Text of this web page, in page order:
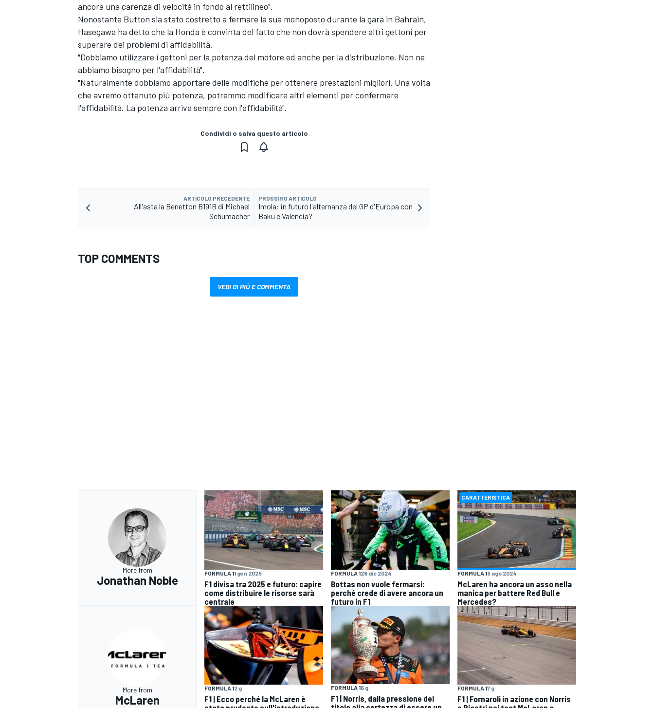
ENDURANCE/GT
ancora una carenza di velocità in fondo al rettilineo".
Nonostante Button sia stato costretto a fermare la sua monoposto durante la gara in Bahrain,
Hasegawa ha detto che la Honda è convinta del fatto che non dovrà spendere altri gettoni per
superare dei problemi di affidabilità.
"Dobbiamo utilizzare i gettoni per la potenza del motore ed anche per la distribuzione. Non ne
abbiamo bisogno per l'affidabilità".
"Naturalmente dobbiamo apportare delle modifiche per ottenere prestazioni migliori. Una volta
che avremo ottenuto più potenza, potremmo modificare altri elementi per confermare
l'affidabilità. La potenza arriva sempre con l'affidabilità".
Condividi o salva questo articolo
ARTICOLO PRECEDENTE
All'asta la Benetton B191B di Michael
Schumacher
PROSSIMO ARTICOLO
Imola: in futuro l'alternanza del GP d'Europa con
Baku e Valencia?
TOP COMMENTS
VEDI DI PIÙ E COMMENTA
More from
Jonathan Noble
FORMULA 11 gen 2025
F1 divisa tra 2025 e futuro: capire
come distribuire le risorse sarà
centrale
FORMULA 126 dic 2024
Bottas non vuole fermarsi:
perché crede di avere ancora un
futuro in F1
CARATTERISTICA
FORMULA 19 ago 2024
McLaren ha ancora un asso nella
manica per battere Red Bull e
Mercedes?
More from
McLaren
FORMULA 12 g
F1 | Ecco perché la McLaren è
FORMULA 16 g
F1 | Norris, dalla pressione del
FORMULA 17 g
F1 | Fornaroli in azione con Norris